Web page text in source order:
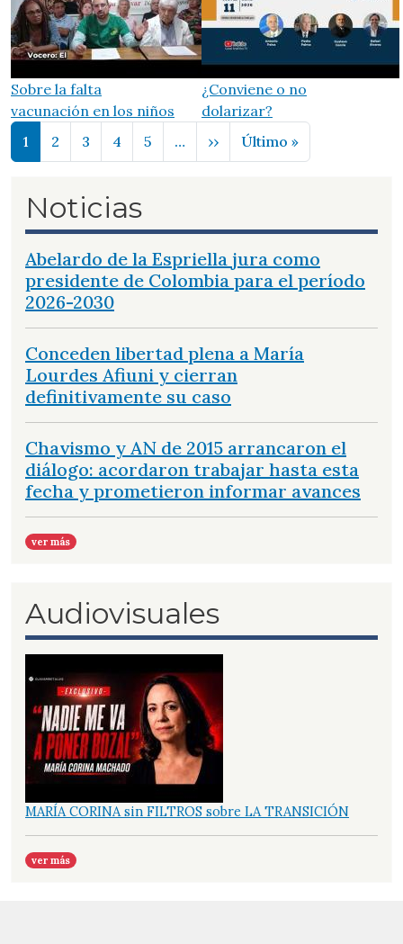
Sobre la falta
vacunación en los niños
¿Conviene o no
dolarizar?
Paginación
1 2 3 4 5 … ››Siguiente página
Último »Última página
Noticias
Abelardo de la Espriella jura como
presidente de Colombia para el período
2026-2030
Conceden libertad plena a María
Lourdes Afiuni y cierran
definitivamente su caso
Chavismo y AN de 2015 arrancaron el
diálogo: acordaron trabajar hasta esta
fecha y prometieron informar avances
ver más
Audiovisuales
MARÍA CORINA sin FILTROS sobre LA TRANSICIÓN
ver más